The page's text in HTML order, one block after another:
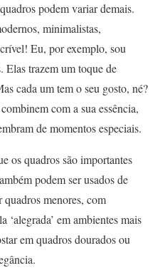
podem variar demais.
minimalistas,
Eu, por exemplo, sou
Elas trazem um toque de
cada um tem o seu gosto, né?
com a sua essência,
de momentos especiais.
os quadros são importantes
podem ser usados de
menores, com
‘alegrada’ em ambientes mais
em quadros dourados ou